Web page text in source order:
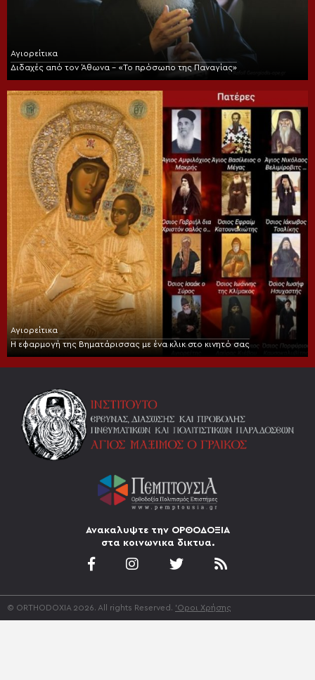
Αγιορείτικα
Διδαχές από τον Άθωνα – «Το πρόσωπο της Παναγίας»
Αγιορείτικα
Η εφαρμογή της Βηματάρισσας με ένα κλικ στο κινητό σας
Ανακαλυψτε την ΟΡΘΟΔΟΞΙΑ
στα κοινωνικα δικτυα.
© ORTHODOXIA 2026. All rights Reserved. 'Οροι Χρήσης